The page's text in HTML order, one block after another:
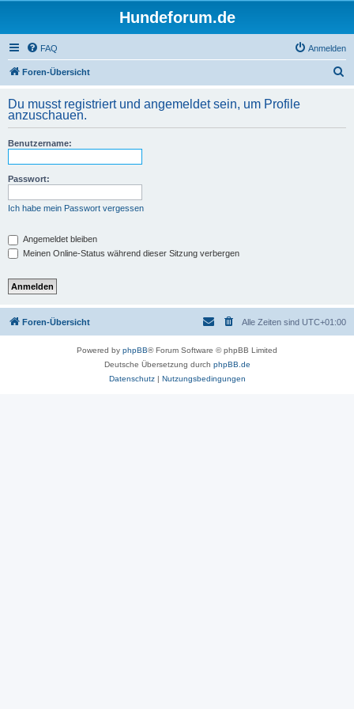
Hundeforum.de
FAQ Anmelden
Foren-Übersicht
h
Du musst registriert und angemeldet sein, um Profile
anzuschauen.
Benutzername:
Passwort:
Ich habe mein Passwort vergessen
Angemeldet bleiben
Meinen Online-Status während dieser Sitzung verbergen
Foren-Übersicht Alle Zeiten sind UTC+01:00
Powered by phpBB® Forum Software © phpBB Limited
Deutsche Übersetzung durch phpBB.de
Datenschutz| Nutzungsbedingungen